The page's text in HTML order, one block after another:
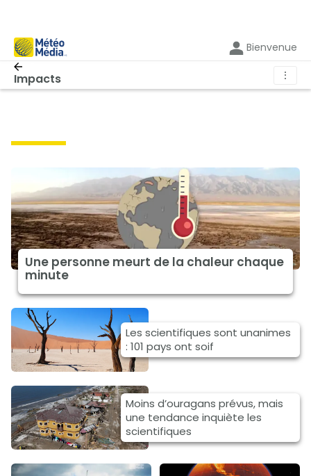
Bienvenue
Impacts ⋮
Une personne meurt de la chaleur chaque
minute
Les scientifiques sont unanimes
: 101 pays ont soif
Moins d’ouragans prévus, mais
une tendance inquiète les
scientifiques